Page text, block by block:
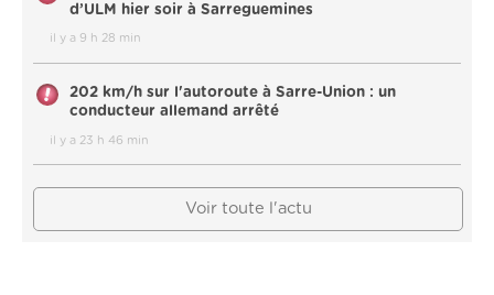
d’ULM hier soir à Sarreguemines
il y a 9 h 28 min
202 km/h sur l'autoroute à Sarre-Union : un
conducteur allemand arrêté
il y a 23 h 46 min
Voir toute l'actu